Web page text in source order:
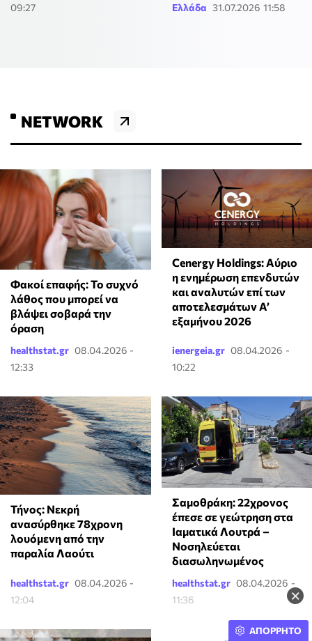
×
09:27
Ελλάδα 31.07.2026 11:58
NETWORK
Φακοί επαφής: Το συχνό
λάθος που μπορεί να
βλάψει σοβαρά την
όραση
healthstat.gr 08.04.2026 -
12:33
Cenergy Holdings: Αύριο
η ενημέρωση επενδυτών
και αναλυτών επί των
αποτελεσμάτων A’
εξαμήνου 2026
ienergeia.gr 08.04.2026 -
10:22
Τήνος: Νεκρή
ανασύρθηκε 78χρονη
λουόμενη από την
παραλία Λαούτι
healthstat.gr 08.04.2026 -
12:04
Σαμοθράκη: 22χρονος
έπεσε σε γεώτρηση στα
Ιαματικά Λουτρά –
Νοσηλεύεται
διασωληνωμένος
healthstat.gr 08.04.2026 -
11:36
ΑΠΟΡΡΗΤΟ